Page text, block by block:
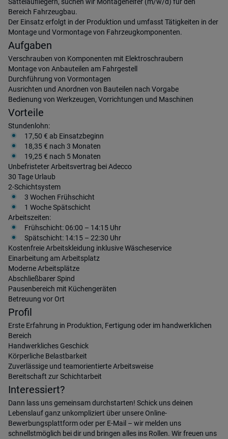
Bereich Fahrzeugbau.
Der Einsatz erfolgt in der Produktion und umfasst Tätigkeiten in der
Montage und Vormontage von Fahrzeugkomponenten.
Aufgaben
Verschrauben von Komponenten mit Elektroschraubern
Montage von Anbauteilen am Fahrgestell
Durchführung von Vormontagen
Ausrichten und Anordnen von Bauteilen nach Vorgabe
Bedienung von Werkzeugen, Vorrichtungen und Maschinen
Vorteile
Stundenlohn:
17,50 € ab Einsatzbeginn
18,35 € nach 3 Monaten
19,25 € nach 5 Monaten
Unbefristeter Arbeitsvertrag bei Adecco
30 Tage Urlaub
2-Schichtsystem
3 Wochen Frühschicht
1 Woche Spätschicht
Arbeitszeiten:
Frühschicht: 06:00 – 14:15 Uhr
Spätschicht: 14:15 – 22:30 Uhr
Kostenfreie Arbeitskleidung inklusive Wäscheservice
Einarbeitung am Arbeitsplatz
Moderne Arbeitsplätze
Abschließbarer Spind
Pausenbereich mit Küchengeräten
Betreuung vor Ort
Profil
Erste Erfahrung in Produktion, Fertigung oder im handwerklichen
Bereich
Handwerkliches Geschick
Körperliche Belastbarkeit
Zuverlässige und teamorientierte Arbeitsweise
Bereitschaft zur Schichtarbeit
Interessiert?
Dann lass uns gemeinsam durchstarten! Schick uns deinen
Lebenslauf ganz unkompliziert über unsere Online-
Bewerbungsplattform oder per E-Mail – wir melden uns
schnellstmöglich bei dir und bringen alles ins Rollen. Wir freuen uns